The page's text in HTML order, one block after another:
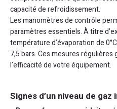
capacité de refroidissement.
Les manomètres de contrôle
paramètres essentiels. À titre
température d’évaporation de
7,5 bars. Ces mesures
l’efficacité de votre équipement.
Signes d’un niveau de gaz